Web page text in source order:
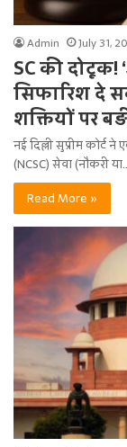
Admin July 31,
SC की दोटूक!
सिफारिश दे
शक्तियों पर
नई दिल्ली सुप्रीम
(NCSC) सेवा (नौकरी
Read More »